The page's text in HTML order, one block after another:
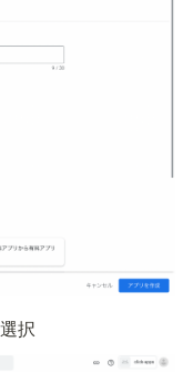
択